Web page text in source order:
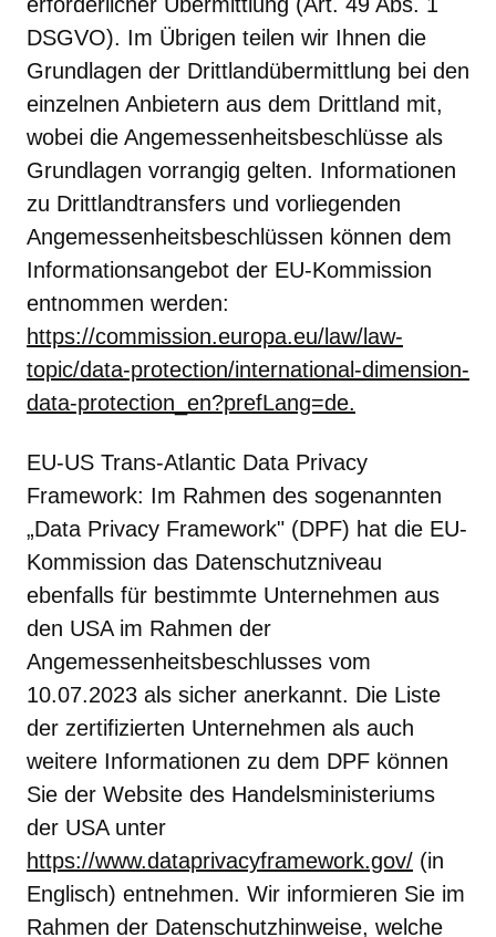
DSGVO). Im Übrigen teilen wir Ihnen die
Grundlagen der Drittlandübermittlung bei den
einzelnen Anbietern aus dem Drittland mit,
wobei die Angemessenheitsbeschlüsse als
Grundlagen vorrangig gelten. Informationen
zu Drittlandtransfers und vorliegenden
Angemessenheitsbeschlüssen können dem
Informationsangebot der EU-Kommission
entnommen werden:
https://commission.europa.eu/law/law-
topic/data-protection/international-dimension-
data-protection_en?prefLang=de.
EU-US Trans-Atlantic Data Privacy
Framework: Im Rahmen des sogenannten
„Data Privacy Framework" (DPF) hat die EU-
Kommission das Datenschutzniveau
ebenfalls für bestimmte Unternehmen aus
den USA im Rahmen der
Angemessenheitsbeschlusses vom
10.07.2023 als sicher anerkannt. Die Liste
der zertifizierten Unternehmen als auch
weitere Informationen zu dem DPF können
Sie der Website des Handelsministeriums
der USA unter
https://www.dataprivacyframework.gov/ (in
Englisch) entnehmen. Wir informieren Sie im
Rahmen der Datenschutzhinweise, welche